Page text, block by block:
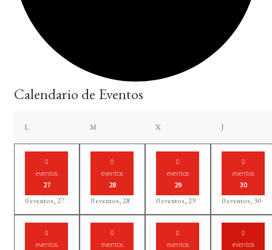
Calendario de Eventos
Llunes Mmartes Xmiércoles Jjueves
0
eventos
27
0 eventos,27
0
eventos
28
0 eventos,28
0
eventos
29
0 eventos,29
0
eventos
30
0 eventos, 30
0
eventos
0
eventos
0
eventos
0
eventos